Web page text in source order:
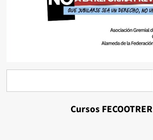
Cursos FECOOTRER